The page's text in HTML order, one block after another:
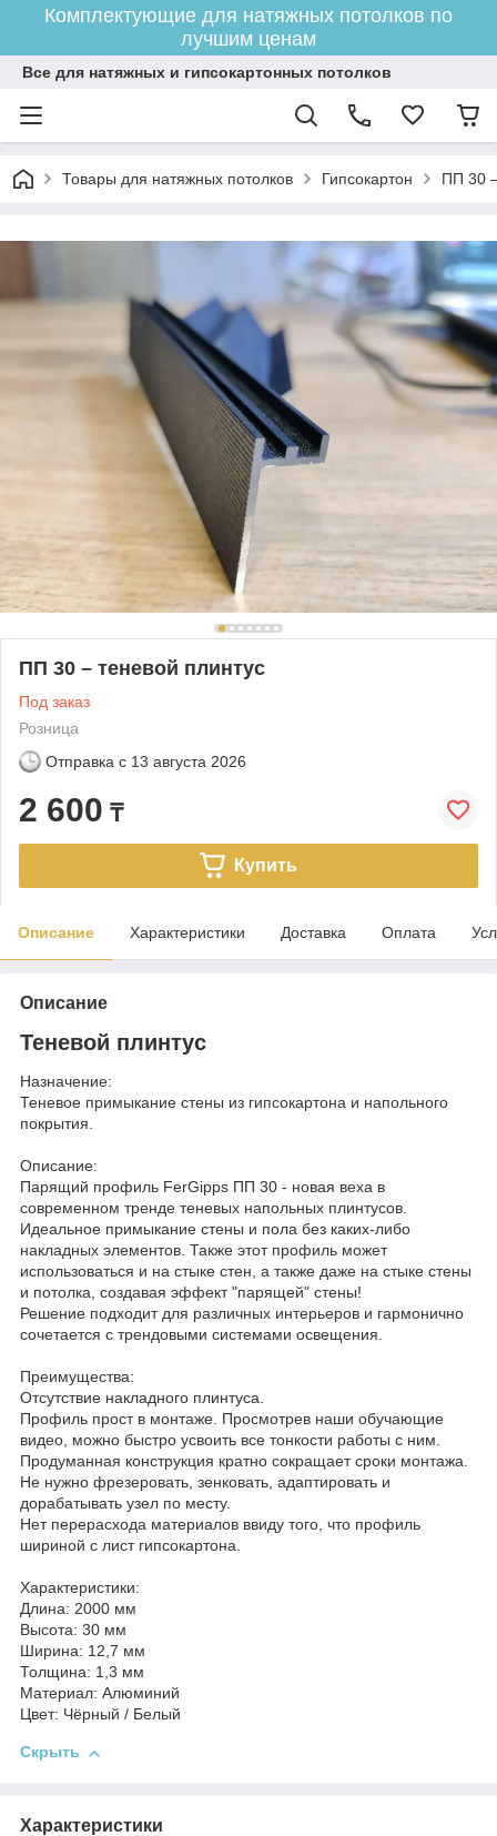
Комплектующие для натяжных потолков по
лучшим ценам
Все для натяжных и гипсокартонных потолков
Товары для натяжных потолков Гипсокартон ПП 30
ПП 30 – теневой плинтус
Под заказ
Розница
Отправка с 13 августа 2026
2 600 ₸
Купить
Описание Характеристики Доставка Оплата
Описание
Теневой плинтус
Назначение:
Теневое примыкание стены из гипсокартона и напольного
покрытия.
Описание:
Парящий профиль FerGipps ПП 30 - новая веха в
современном тренде теневых напольных плинтусов.
Идеальное примыкание стены и пола без каких-либо
накладных элементов. Также этот профиль может
использоваться и на стыке стен, а также даже на стыке стены
и потолка, создавая эффект "парящей" стены!
Решение подходит для различных интерьеров и гармонично
сочетается c трендовыми системами освещения.
Преимущества:
Отсутствие накладного плинтуса.
Профиль прост в монтаже. Просмотрев наши обучающие
видео, можно быстро усвоить все тонкости работы с ним.
Продуманная конструкция кратно сокращает сроки монтажа.
Не нужно фрезеровать, зенковать, адаптировать и
дорабатывать узел по месту.
Нет перерасхода материалов ввиду того, что профиль
шириной с лист гипсокартона.
Характеристики:
Длина: 2000 мм
Высота: 30 мм
Ширина: 12,7 мм
Толщина: 1,3 мм
Материал: Алюминий
Цвет: Чёрный / Белый
Скрыть
Характеристики